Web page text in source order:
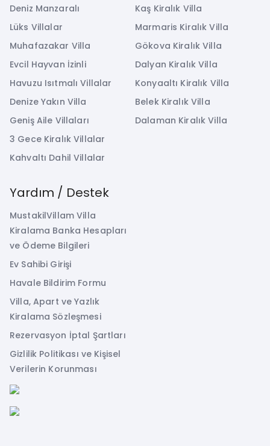
Deniz Manzaralı
Lüks Villalar
Muhafazakar Villa
Evcil Hayvan İzinli
Havuzu Isıtmalı Villalar
Denize Yakın Villa
Geniş Aile Villaları
3 Gece Kiralık Villalar
Kahvaltı Dahil Villalar
Kaş Kiralık Villa
Marmaris Kiralık Villa
Gökova Kiralık Villa
Dalyan Kiralık Villa
Konyaaltı Kiralık Villa
Belek Kiralık Villa
Dalaman Kiralık Villa
Yardım / Destek
MustakilVillam Villa
Kiralama Banka Hesapları
ve Ödeme Bilgileri
Ev Sahibi Girişi
Havale Bildirim Formu
Villa, Apart ve Yazlık
Kiralama Sözleşmesi
Rezervasyon İptal Şartları
Gizlilik Politikası ve Kişisel
Verilerin Korunması